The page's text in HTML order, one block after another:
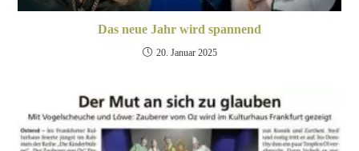
Das neue Jahr wird spannend
20. Januar 2025